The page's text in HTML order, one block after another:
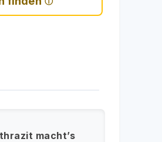
macht’s